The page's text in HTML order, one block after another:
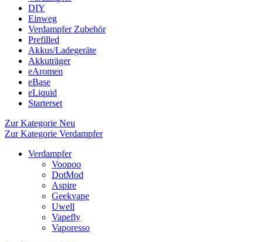
DIY
Einweg
Verdampfer Zubehör
Prefilled
Akkus/Ladegeräte
Akkuträger
eAromen
eBase
eLiquid
Starterset
Zur Kategorie Neu
Zur Kategorie Verdampfer
Verdampfer
Voopoo
DotMod
Aspire
Geekvape
Uwell
Vapefly
Vaporesso